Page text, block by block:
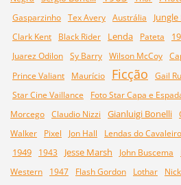
Gasparzinho Tex Avery Austrália Jungle
Clark Kent
Black Rider Lenda Pateta
Juarez Odilon Sy Barry Wilson McCoy
Prince Valiant Maurício Ficção Gail
Star Cine Vaillance
Foto Star Capa e
Morcego Claudio Nizzi Gianluigi Bonelli
Walker
Pixel Jon Hall Lendas do
1949
1943 Jesse Marsh John Buscema
Western
1947 Flash Gordon Lothar